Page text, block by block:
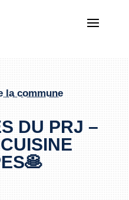
la commune
DU PRJ –